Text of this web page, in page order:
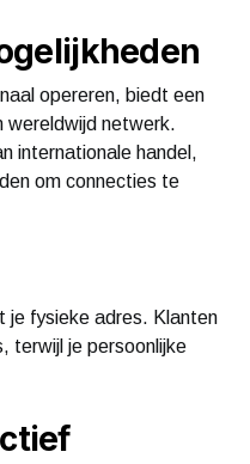
opereren, biedt een
wereldwijd netwerk.
internationale handel,
om connecties te
je fysieke adres. Klanten
terwijl je persoonlijke